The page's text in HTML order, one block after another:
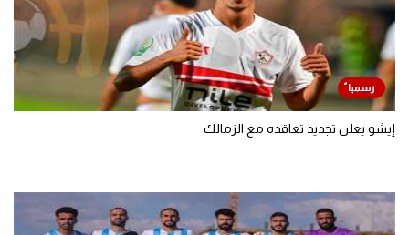
إيشو يعلن تجديد تعاقده مع الزمالك